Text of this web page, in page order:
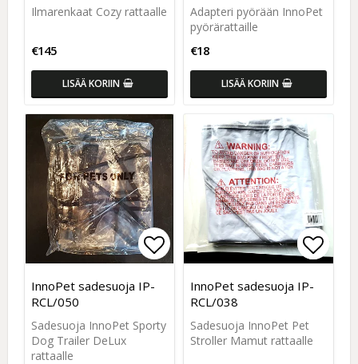
Ilmarenkaat Cozy rattaalle
€145
LISÄÄ KORIIN
Adapteri pyörään InnoPet
pyörärattaille
€18
LISÄÄ KORIIN
Add to list of favorites
InnoPet sadesuoja IP-
RCL/050
Sadesuoja InnoPet Sporty
Dog Trailer DeLux
rattaalle
Add
Add
InnoPet sadesuoja IP-
RCL/038
Sadesuoja InnoPet Pet
Stroller Mamut rattaalle